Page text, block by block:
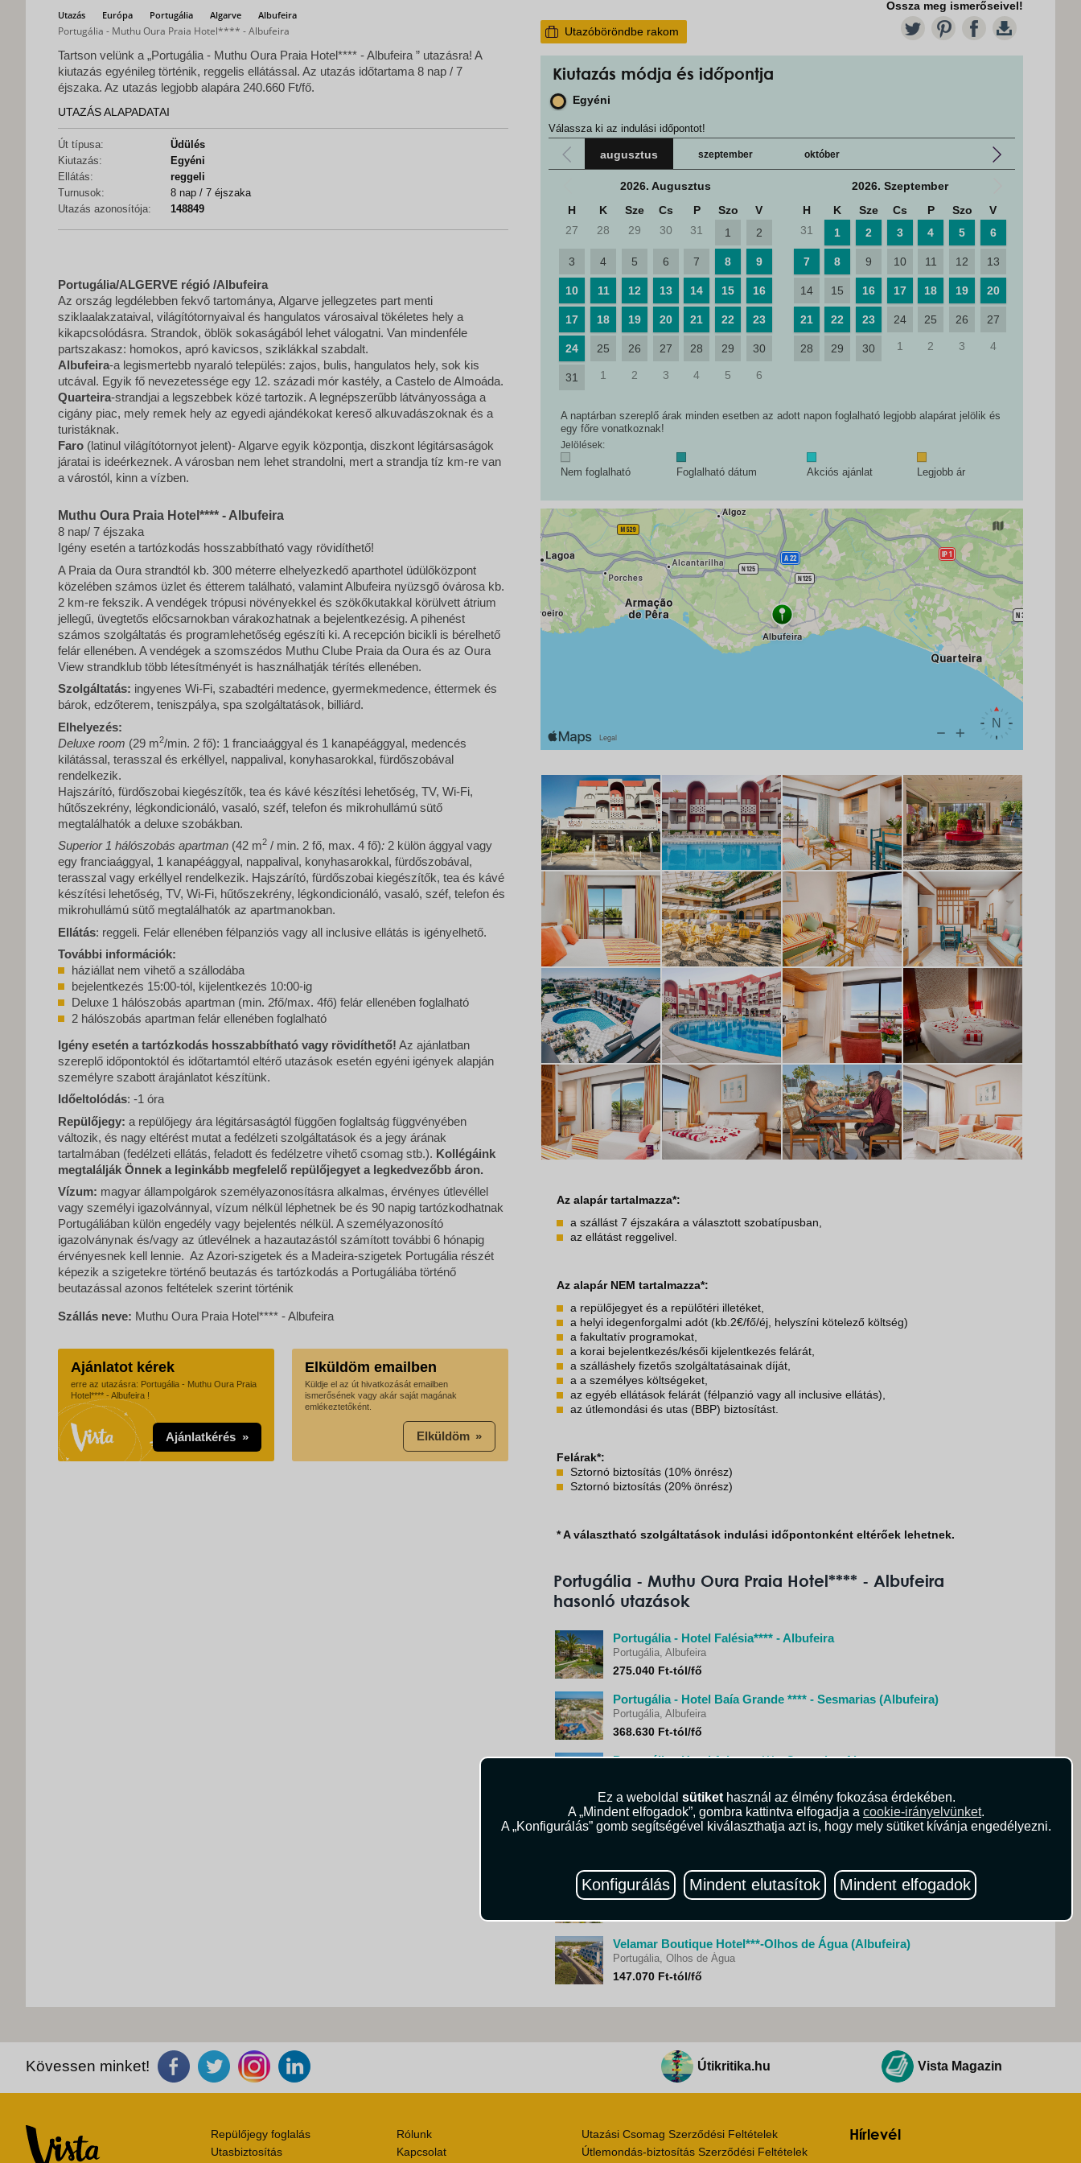
Ez a weboldal sütikethasznál az élmény fokozása érdekében.
A „Mindent elfogadok”, gombra kattintva elfogadja a cookie-irányelvünket.
A „Konfigurálás” gomb segítségével kiválaszthatja azt is, hogy mely sütiket kívánja engedélyezni.
Konfigurálás Mindent elutasítok Mindent elfogadok
Utazás Európa Portugália Algarve Albufeira
Portugália - Muthu Oura Praia Hotel**** - Albufeira
Tartson velünk a „Portugália - Muthu Oura Praia Hotel**** - Albufeira ” utazásra! A
kiutazás egyénileg történik, reggelis ellátással. Az utazás időtartama 8 nap / 7
éjszaka. Az utazás legjobb alapára 240.660 Ft/fő.
UTAZÁS ALAPADATAI
Út típusa:
Üdülés
Kiutazás:
Egyéni
Ellátás:
reggeli
Turnusok:
8 nap / 7 éjszaka
Utazás azonosítója:
148849
Portugália/ALGERVE régió /Albufeira
Az ország legdélebben fekvő tartománya, Algarve jellegzetes part menti
sziklaalakzataival, világítótornyaival és hangulatos városaival tökéletes hely a
kikapcsolódásra. Strandok, öblök sokaságából lehet válogatni. Van mindenféle
partszakasz: homokos, apró kavicsos, sziklákkal szabdalt.
Albufeira-a legismertebb nyaraló település: zajos, bulis, hangulatos hely, sok kis
utcával. Egyik fő nevezetessége egy 12. századi mór kastély, a Castelo de Almoáda.
Quarteira-strandjai a legszebbek közé tartozik. A legnépszerűbb látványossága a
cigány piac, mely remek hely az egyedi ajándékokat kereső alkuvadászoknak és a
turistáknak.
Faro (latinul világítótornyot jelent)- Algarve egyik központja, diszkont légitársaságok
járatai is ideérkeznek. A városban nem lehet strandolni, mert a strandja tíz km-re van
a várostól, kinn a vízben.
Muthu Oura Praia Hotel**** - Albufeira
8 nap/ 7 éjszaka
Igény esetén a tartózkodás hosszabbítható vagy rövidíthető!
A Praia da Oura strandtól kb. 300 méterre elhelyezkedő aparthotel üdülőközpont
közelében számos üzlet és étterem található, valamint Albufeira nyüzsgő óvárosa kb.
2 km-re fekszik. A vendégek trópusi növényekkel és szökőkutakkal körülvett átrium
jellegű, üvegtetős előcsarnokban várakozhatnak a bejelentkezésig. A pihenést
számos szolgáltatás és programlehetőség egészíti ki. A recepción bicikli is bérelhető
felár ellenében. A vendégek a szomszédos Muthu Clube Praia da Oura és az Oura
View strandklub több létesítményét is használhatják térítés ellenében.
Szolgáltatás: ingyenes Wi-Fi, szabadtéri medence, gyermekmedence, éttermek és
bárok, edzőterem, teniszpálya, spa szolgáltatások, billiárd.
Elhelyezés:
Deluxe room (29 m2/min. 2 fő): 1 franciaággyal és 1 kanapéággyal, medencés
kilátással, terasszal és erkéllyel, nappalival, konyhasarokkal, fürdőszobával
rendelkezik.
Hajszárító, fürdőszobai kiegészítők, tea és kávé készítési lehetőség, TV, Wi-Fi,
hűtőszekrény, légkondicionáló, vasaló, széf, telefon és mikrohullámú sütő
megtalálhatók a deluxe szobákban.
Superior 1 hálószobás apartman (42 m2 / min. 2 fő, max. 4 fő): 2 külön ággyal vagy
egy franciaággyal, 1 kanapéággyal, nappalival, konyhasarokkal, fürdőszobával,
terasszal vagy erkéllyel rendelkezik. Hajszárító, fürdőszobai kiegészítők, tea és kávé
készítési lehetőség, TV, Wi-Fi, hűtőszekrény, légkondicionáló, vasaló, széf, telefon és
mikrohullámú sütő megtalálhatók az apartmanokban.
Ellátás: reggeli. Felár ellenében félpanziós vagy all inclusive ellátás is igényelhető.
További információk:
háziállat nem vihető a szállodába
bejelentkezés 15:00-tól, kijelentkezés 10:00-ig
Deluxe 1 hálószobás apartman (min. 2fő/max. 4fő) felár ellenében foglalható
2 hálószobás apartman felár ellenében foglalható
Igény esetén a tartózkodás hosszabbítható vagy rövidíthető! Az ajánlatban
szereplő időpontoktól és időtartamtól eltérő utazások esetén egyéni igények alapján
személyre szabott árajánlatot készítünk.
Időeltolódás: -1 óra
Repülőjegy: a repülőjegy ára légitársaságtól függően foglaltság függvényében
változik, és nagy eltérést mutat a fedélzeti szolgáltatások és a jegy árának
tartalmában (fedélzeti ellátás, feladott és fedélzetre vihető csomag stb.). Kollégáink
megtalálják Önnek a leginkább megfelelő repülőjegyet a legkedvezőbb áron.
Vízum: magyar állampolgárok személyazonosításra alkalmas, érvényes útlevéllel
vagy személyi igazolvánnyal, vízum nélkül léphetnek be és 90 napig tartózkodhatnak
Portugáliában külön engedély vagy bejelentés nélkül. A személyazonosító
igazolványnak és/vagy az útlevélnek a hazautazástól számított további 6 hónapig
érvényesnek kell lennie. Az Azori-szigetek és a Madeira-szigetek Portugália részét
képezik a szigetekre történő beutazás és tartózkodás a Portugáliába történő
beutazással azonos feltételek szerint történik
Szállás neve: Muthu Oura Praia Hotel**** - Albufeira
Ajánlatot kérek
erre az utazásra: Portugália - Muthu Oura Praia
Hotel**** - Albufeira !
Ajánlatkérés
Elküldöm emailben
Küldje el az út hivatkozását emailben
ismerősének vagy akár saját magának
emlékeztetőként.
Elküldöm
Ossza meg ismerőseivel!
Utazóböröndbe rakom
Kiutazás módja és időpontja
Egyéni
Válassza ki az indulási időpontot!
augusztus szeptember október
2026. Augusztus
H
K Sze Cs P Szo
V
27
28 29 30 31 1 2
3 4 5 6 7 8 9
10 11 12 13 14 15 16
17 18 19 20 21 22 23
24 25 26 27 28 29 30
31 1 2 3 4 5 6
2026. Szeptember
H
K Sze Cs P Szo
V
31
1 2 3 4 5 6
7 8 9 10 11 12 13
14 15 16 17 18 19 20
21 22 23 24 25 26 27
28 29 30 1 2 3 4
A naptárban szereplő árak minden esetben az adott napon foglalható legjobb alapárat jelölik és
egy főre vonatkoznak!
Jelölések:
Nem foglalható Foglalható dátum Akciós ajánlat Legjobb ár
Az alapár tartalmazza*:
a szállást 7 éjszakára a választott szobatípusban,
az ellátást reggelivel.
Az alapár NEM tartalmazza*:
a repülőjegyet és a repülőtéri illetéket,
a helyi idegenforgalmi adót (kb.2€/fő/éj, helyszíni kötelező költség)
a fakultatív programokat,
a korai bejelentkezés/késői kijelentkezés felárát,
a szálláshely fizetős szolgáltatásainak díját,
a a személyes költségeket,
az egyéb ellátások felárát (félpanzió vagy all inclusive ellátás),
az útlemondási és utas (BBP) biztosítást.
Felárak*:
Sztornó biztosítás (10% önrész)
Sztornó biztosítás (20% önrész)
* A választható szolgáltatások indulási időpontonként eltérőek lehetnek.
Portugália - Muthu Oura Praia Hotel**** - Albufeira
hasonló utazások
Portugália - Hotel Falésia**** - Albufeira
Portugália, Albufeira
275.040 Ft-tól/fő
Portugália - Hotel Baía Grande **** - Sesmarias (Albufeira)
Portugália, Albufeira
368.630 Ft-tól/fő
Portugália - Hotel Atismar *** - Quarteira, Algarve
171.900 Ft-tól/fő
Portugália - Ukino Terrace Algarve Concept Hotel *** - Armacao de Pera, Algarve
Portugália
Portugália, Armacao de Pera
Velamar Boutique Hotel***-Olhos de Água (Albufeira)
Portugália, Olhos de Água
147.070 Ft-tól/fő
Kövessen minket! Útikritika.hu Vista Magazin
Repülőjegy foglalás
Utasbiztosítás
Rólunk
Kapcsolat
Utazási Csomag Szerződési Feltételek
Útlemondás-biztosítás Szerződési Feltételek
Hírlevél